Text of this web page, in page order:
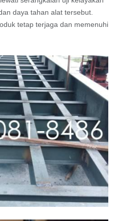
daya tahan alat tersebut.
tetap terjaga dan memenuhi